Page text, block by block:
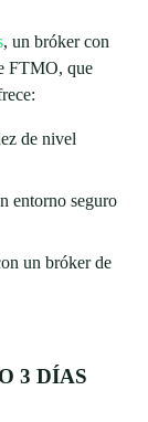
, un bróker con
FTMO, que
de nivel
entorno seguro
un bróker de
3 DÍAS